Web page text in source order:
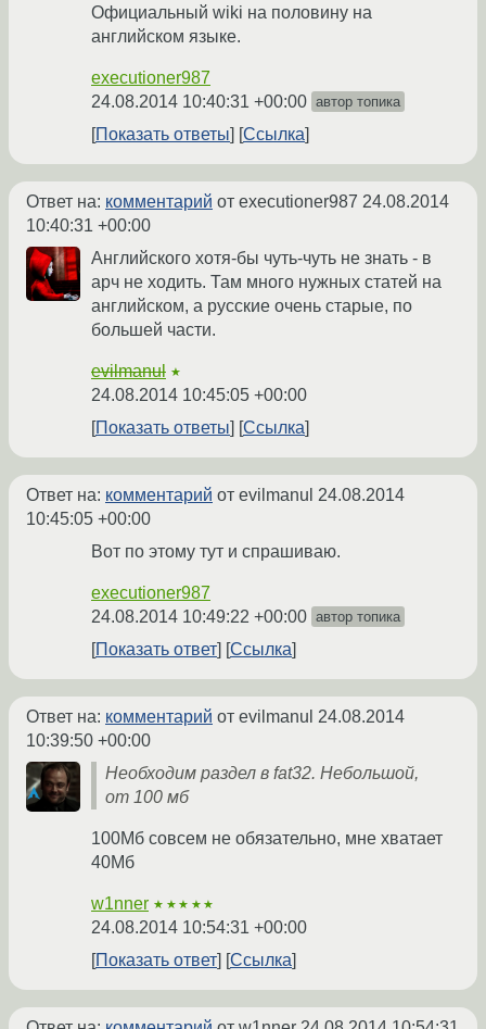
Официальный wiki на половину на
английском языке.
executioner987
24.08.2014 10:40:31 +00:00 автор топика
Показать ответы Ссылка
Ответ на: комментарий от executioner987 24.08.2014
10:40:31 +00:00
Английского хотя-бы чуть-чуть не знать - в
арч не ходить. Там много нужных статей на
английском, а русские очень старые, по
большей части.
evilmanul ★
24.08.2014 10:45:05 +00:00
Показать ответы
Ссылка
Ответ на: комментарий от evilmanul 24.08.2014
10:45:05 +00:00
Вот по этому тут и спрашиваю.
executioner987
24.08.2014 10:49:22 +00:00 автор топика
Показать ответ Ссылка
Ответ на: комментарий от evilmanul 24.08.2014
10:39:50 +00:00
Необходим раздел в fat32. Небольшой,
от 100 мб
100Мб совсем не обязательно, мне хватает
40Мб
w1nner ★★★★★
24.08.2014 10:54:31 +00:00
Показать ответ
Ссылка